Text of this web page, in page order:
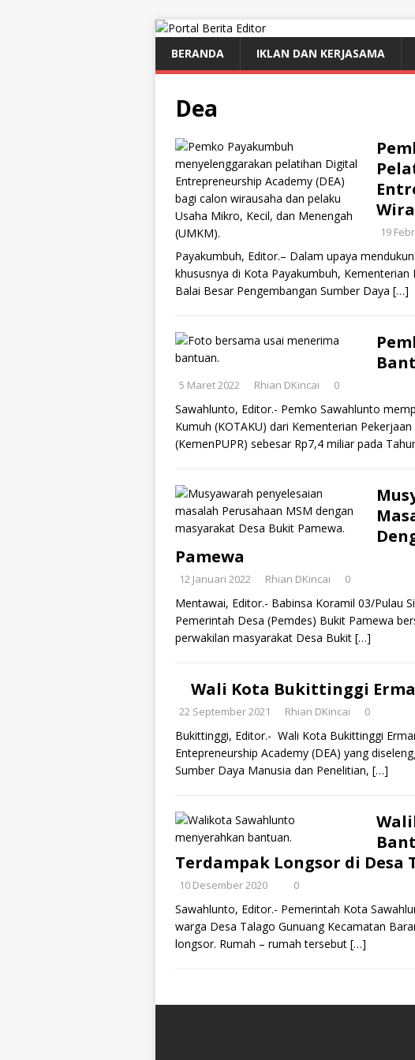
BERANDA IKLAN DAN KERJASAMA
Dea
19
Payakumbuh, Editor.– Dalam upaya
khususnya di Kota Payakumbuh,
Balai Besar Pengembangan Sumber Daya […]
5 Maret 2022 Rhian DKincai 0
Sawahlunto, Editor.- Pemko Sawahlunto
Kumuh (KOTAKU) dari Kementerian
(KemenPUPR) sebesar Rp7,4 miliar pada
Pamewa
12 Januari 2022 Rhian DKincai 0
Mentawai, Editor.- Babinsa Koramil 03/Pulau
Pemerintah Desa (Pemdes) Bukit Pamewa
perwakilan masyarakat Desa Bukit […]
Wali Kota Bukittinggi
22 September 2021 Rhian DKincai 0
Bukittinggi, Editor.- Wali Kota Bukittinggi
Entepreneurship Academy (DEA) yang
Sumber Daya Manusia dan Penelitian, […]
Terdampak Longsor di Desa
10 Desember 2020 0
Sawahlunto, Editor.- Pemerintah Kota
warga Desa Talago Gunuang Kecamatan
longsor. Rumah – rumah tersebut […]